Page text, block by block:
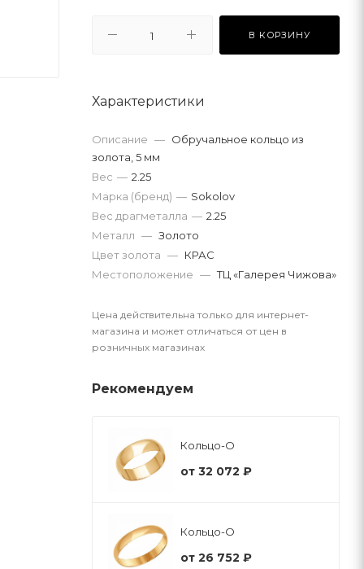
В КОРЗИНУ
Характеристики
Описание — Обручальное кольцо из
золота, 5 мм
Вес драгметалла — 2.25
Марка (бренд) — Sokolov
Вес — 2.25
Металл — Золото
Цвет золота — КРАС
Местоположение — ТЦ «Галерея Чижова»
Цена действительна только для интернет-
магазина и может отличаться от цен в
розничных магазинах
Рекомендуем
Кольцо-О
от 32 072 ₽
Кольцо-О
от 26 752 ₽